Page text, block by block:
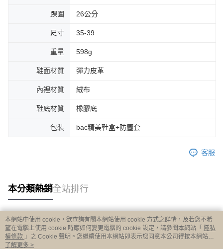
踝圍 26公分
尺寸 35-39
重量 598g
鞋面材質 彈力皮革
內裡材質 絨布
鞋底材質 橡膠底
包裝 bac精美鞋盒+防塵套
客服
本分類熱銷全站排行
熱門標籤
本網站中使用 cookie，欲查詢有關本網站使用 cookie 方式之詳情，及若您不希
望在電腦上使用 cookie 時應如何變更電腦的 cookie 設定，請參閱本網站「 隱私
權條款 」之 Cookie 聲明。您繼續使用本網站即表示您同意本公司得按本網站使
用條款之 Cookie 聲明使用 cookie。
了解更多 >